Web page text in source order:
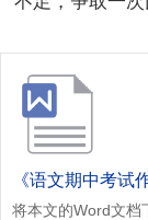
《语文期中考试
将本文的Word文档